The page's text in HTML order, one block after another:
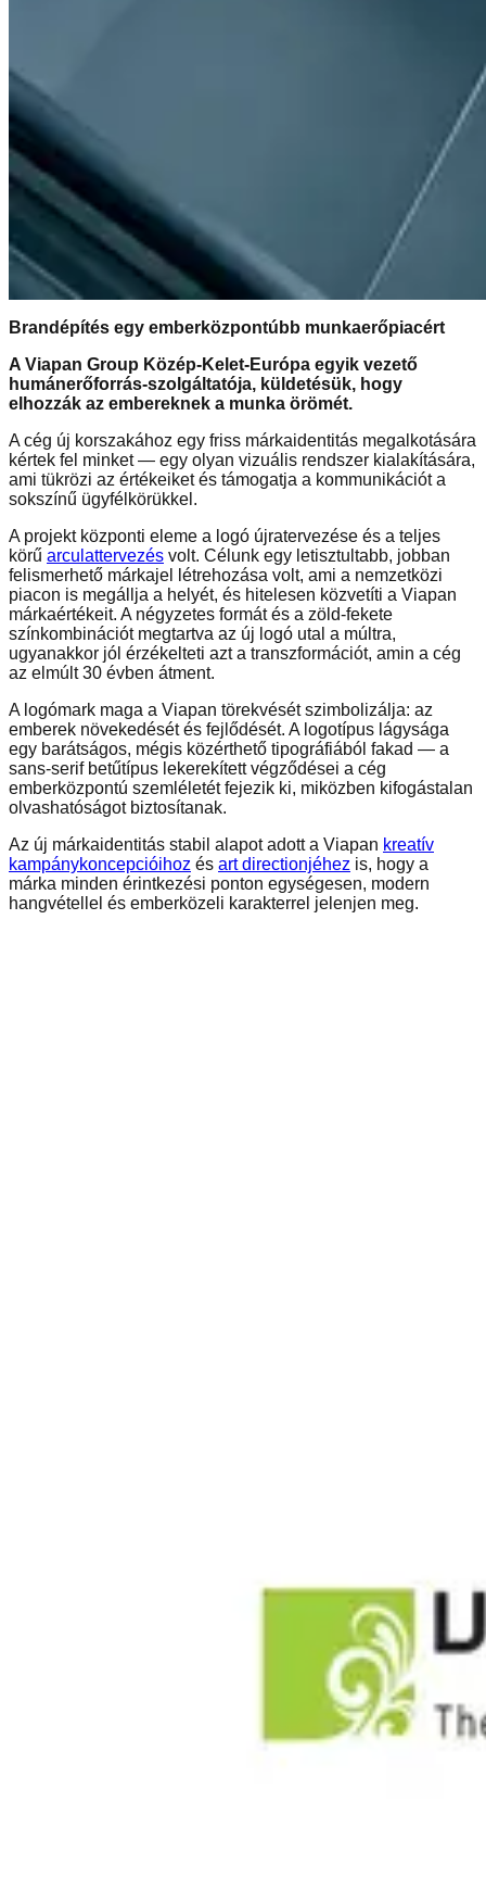
Brandépítés egy emberközpontúbb munkaerőpiacért
A Viapan Group Közép-Kelet-Európa egyik vezető
humánerőforrás-szolgáltatója, küldetésük, hogy
elhozzák az embereknek a munka örömét.
A cég új korszakához egy friss márkaidentitás megalkotására
kértek fel minket — egy olyan vizuális rendszer kialakítására,
ami tükrözi az értékeiket és támogatja a kommunikációt a
sokszínű ügyfélkörükkel.
A projekt központi eleme a logó újratervezése és a teljes
körű arculattervezés volt. Célunk egy letisztultabb, jobban
felismerhető márkajel létrehozása volt, ami a nemzetközi
piacon is megállja a helyét, és hitelesen közvetíti a Viapan
márkaértékeit. A négyzetes formát és a zöld-fekete
színkombinációt megtartva az új logó utal a múltra,
ugyanakkor jól érzékelteti azt a transzformációt, amin a cég
az elmúlt 30 évben átment.
A logómark maga a Viapan törekvését szimbolizálja: az
emberek növekedését és fejlődését. A logotípus lágysága
egy barátságos, mégis közérthető tipográfiából fakad — a
sans-serif betűtípus lekerekített végződései a cég
emberközpontú szemléletét fejezik ki, miközben kifogástalan
olvashatóságot biztosítanak.
Az új márkaidentitás stabil alapot adott a Viapan kreatív
kampánykoncepcióihoz és art directionjéhez is, hogy a
márka minden érintkezési ponton egységesen, modern
hangvétellel és emberközeli karakterrel jelenjen meg.